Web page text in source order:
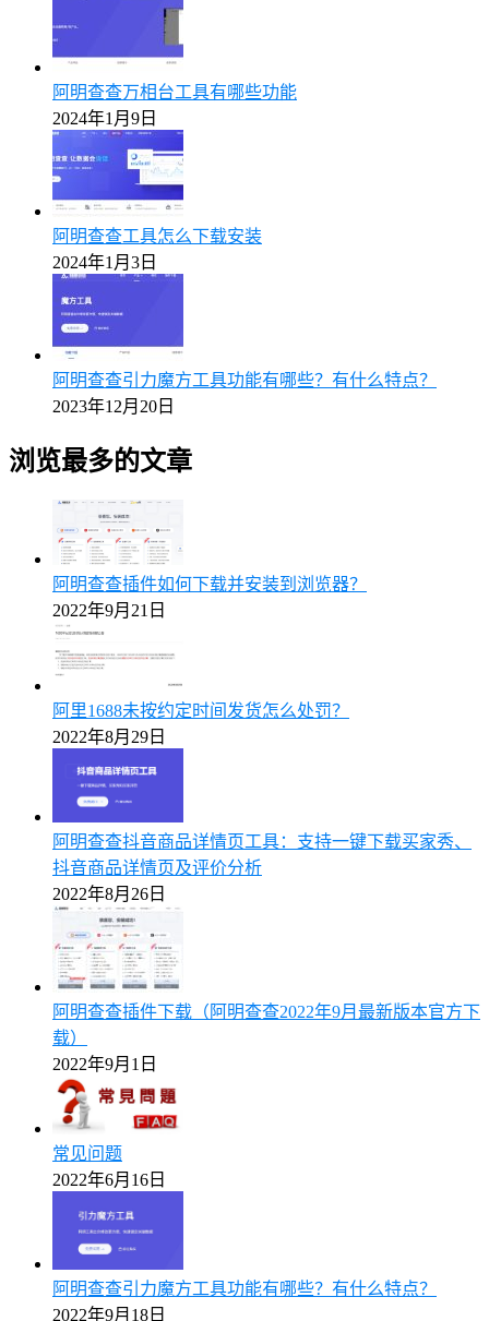
阿明查查万相台工具有哪些功能
2024年1月9日
阿明查查工具怎么下载安装
2024年1月3日
阿明查查引力魔方工具功能有哪些？有什么特点？
2023年12月20日
浏览最多的文章
阿明查查插件如何下载并安装到浏览器？
2022年9月21日
阿里1688未按约定时间发货怎么处罚？
2022年8月29日
阿明查查抖音商品详情页工具：支持一键下载买家秀、
抖音商品详情页及评价分析
2022年8月26日
阿明查查插件下载（阿明查查2022年9月最新版本官方下
载）
2022年9月1日
常见问题
2022年6月16日
阿明查查引力魔方工具功能有哪些？有什么特点？
2022年9月18日